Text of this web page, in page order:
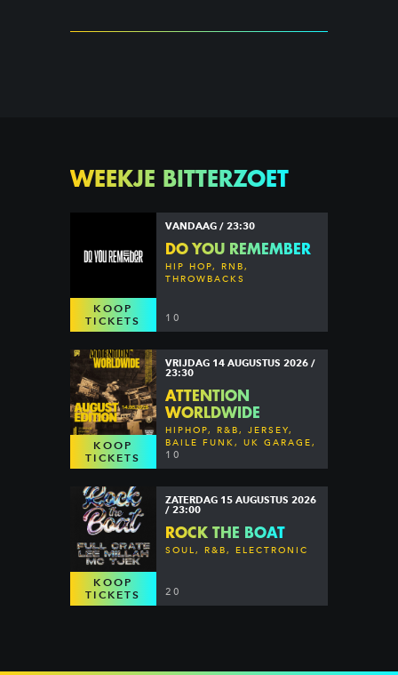
WEEKJE BITTERZOET
KOOP
TICKETS
VANDAAG / 23:30
DO YOU REMEMBER
HIP HOP, RNB,
THROWBACKS
10
KOOP
TICKETS
VRIJDAG 14 AUGUSTUS 2026 /
23:30
ATTENTION
WORLDWIDE
HIPHOP, R&B, JERSEY,
BAILE FUNK, UK GARAGE,
DANCEHALL & MORE
10
KOOP
TICKETS
ZATERDAG 15 AUGUSTUS 2026
/ 23:00
ROCK THE BOAT
SOUL, R&B, ELECTRONIC
20